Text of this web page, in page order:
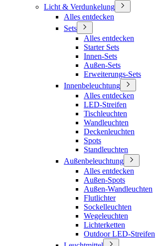
Licht & Verdunkelung
Alles entdecken
Sets
Alles entdecken
Starter Sets
Innen-Sets
Außen-Sets
Erweiterungs-Sets
Innenbeleuchtung
Alles entdecken
LED-Streifen
Tischleuchten
Wandleuchten
Deckenleuchten
Spots
Standleuchten
Außenbeleuchtung
Alles entdecken
Außen-Spots
Außen-Wandleuchten
Flutlichter
Sockelleuchten
Wegeleuchten
Lichterketten
Outdoor LED-Streifen